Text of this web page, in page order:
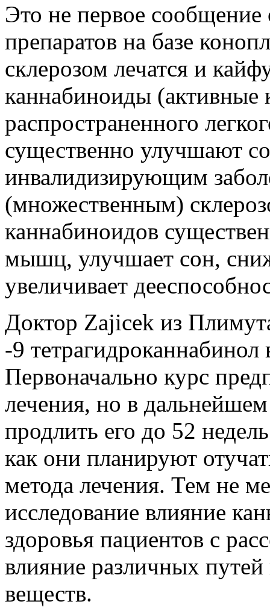
Это не первое сообщение
препаратов на базе
склерозом лечатся и
каннабиноиды (активные
распространенного
существенно улучшают
инвалидизирующим
(множественным)
каннабиноидов
мышц, улучшает сон,
увеличивает
Доктор Zajicek из
-9 тетрагидроканнабинол
Первоначально курс
лечения, но в
продлить его до 52
как они планируют
метода лечения. Тем не
исследование влияние
здоровья пациентов с
влияние различных
веществ.